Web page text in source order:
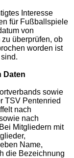
Interesse
für Fußballspiele
von
überprüfen, ob
worden ist
Daten
sowie
TSV Pentenried
nach
nach
Mitgliedern mit
Name,
die Bezeichnung